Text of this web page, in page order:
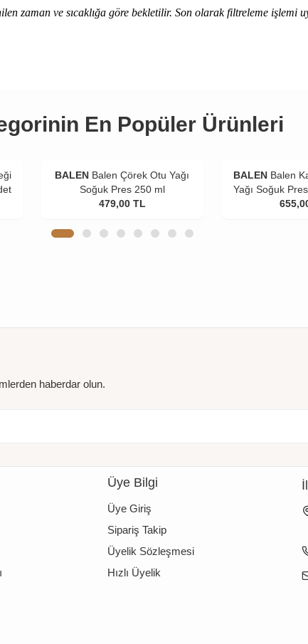
zaman ve sıcaklığa göre bekletilir. Son olarak filtreleme işlemi
En Popüler Ürünleri
BALEN Balen Çörek Otu Yağı
Soğuk Pres 250 ml
479,00 TL
BALEN Balen
Yağı Soğuk
haberdar olun.
Üye Bilgi
Üye Giriş
Sipariş Takip
Üyelik Sözleşmesi
Hızlı Üyelik